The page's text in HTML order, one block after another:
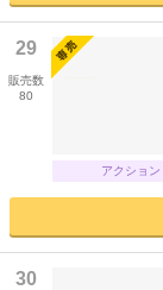
29
販売数
80
アクション
30